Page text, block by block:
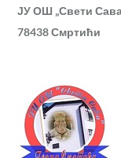
ЈУ ОШ „Свети
78438 Смртићи